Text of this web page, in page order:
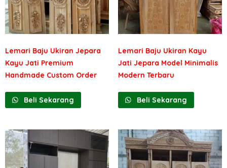
Lemari Baju Ukiran Jepara
Kayu Jati Premium
Handmade Custom Order
Beli Sekarang
Lemari Baju Ukiran Kayu
Jati Jepara Model Minimalis
Modern Terbaru
Beli Sekarang